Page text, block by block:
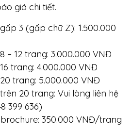
giá chi tiết.
3 (gấp chữ Z): 1.500.000
– 12 trang: 3.000.000 VNĐ
trang: 4.000.000 VNĐ
trang: 5.000.000 VNĐ
20 trang: Vui lòng liên hệ
399 636)
350.000 VNĐ/trang